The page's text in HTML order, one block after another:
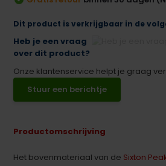
Dit product is verkrijgbaar in de
Heb je een vraag
over dit product?
Onze klantenservice helpt je graag
Stuur een berichtje
Productomschrijving
Het bovenmateriaal van de Sixton